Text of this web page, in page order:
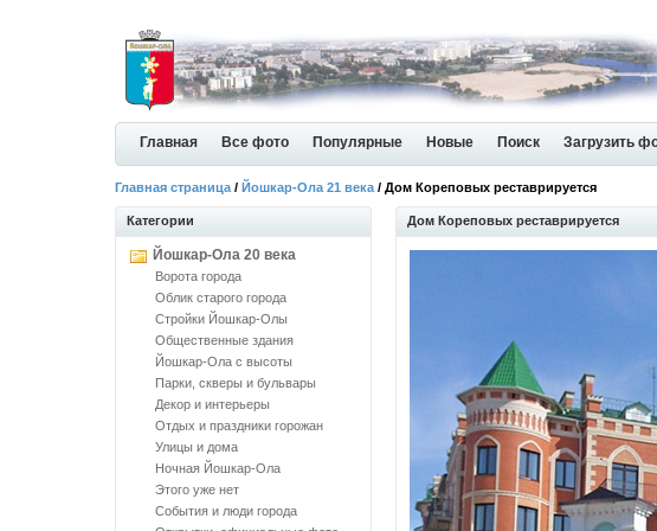
Главная Все фото Популярные Новые Поиск Загрузить
Главная страница / Йошкар-Ола 21 века / Дом Кореповых реставрируется
Категории
Йошкар-Ола 20 века
Ворота города
Облик старого города
Стройки Йошкар-Олы
Общественные здания
Йошкар-Ола с высоты
Парки, скверы и бульвары
Декор и интерьеры
Отдых и праздники горожан
Улицы и дома
Ночная Йошкар-Ола
Этого уже нет
События и люди города
Дом Кореповых реставрируется